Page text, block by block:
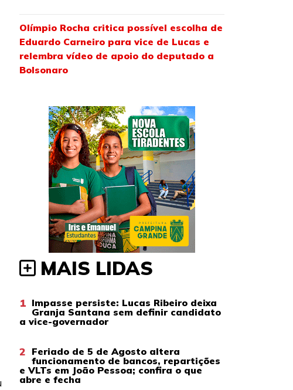
Olímpio Rocha critica possível escolha de
Eduardo Carneiro para vice de Lucas e
relembra vídeo de apoio do deputado a
Bolsonaro
MAIS LIDAS
1 Impasse persiste: Lucas Ribeiro deixa
Granja Santana sem definir candidato
a vice-governador
2 Feriado de 5 de Agosto altera
funcionamento de bancos, repartições
e VLTs em João Pessoa; confira o que
abre e fecha